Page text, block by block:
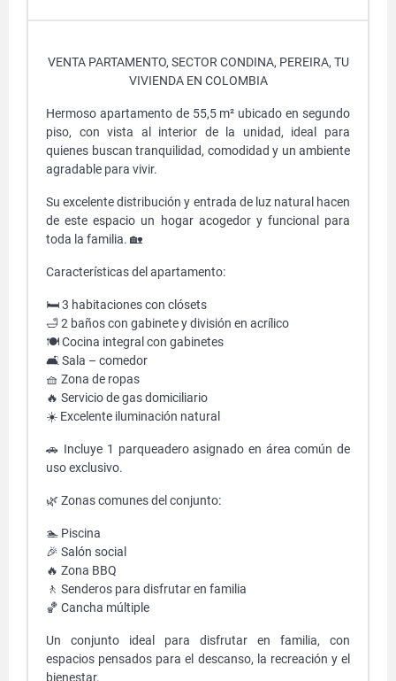
VENTA PARTAMENTO, SECTOR CONDINA, PEREIRA, TU
VIVIENDA EN COLOMBIA
Hermoso apartamento de 55,5 m² ubicado en segundo
piso, con vista al interior de la unidad, ideal para
quienes buscan tranquilidad, comodidad y un ambiente
agradable para vivir.
Su excelente distribución y entrada de luz natural hacen
de este espacio un hogar acogedor y funcional para
toda la familia. 🏡
Características del apartamento:
🛏️ 3 habitaciones con clósets
🛁 2 baños con gabinete y división en acrílico
🍽️ Cocina integral con gabinetes
🛋️ Sala – comedor
🧺 Zona de ropas
🔥 Servicio de gas domiciliario
☀️ Excelente iluminación natural
🚗 Incluye 1 parqueadero asignado en área común de
uso exclusivo.
🌿 Zonas comunes del conjunto:
🏊 Piscina
🎉 Salón social
🔥 Zona BBQ
🚶 Senderos para disfrutar en familia
🏀 Cancha múltiple
Un conjunto ideal para disfrutar en familia, con
espacios pensados para el descanso, la recreación y el
bienestar.